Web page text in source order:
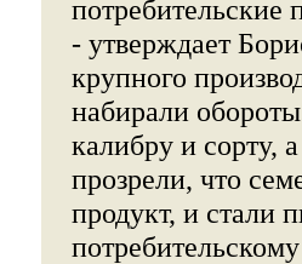
потребительские
- утверждает
крупного
набирали
калибру и сорту,
прозрели, что
продукт, и стали